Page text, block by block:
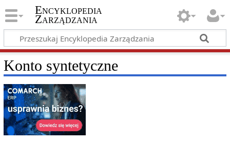
Encyklopedia
Zarządzania
Konto syntetyczne